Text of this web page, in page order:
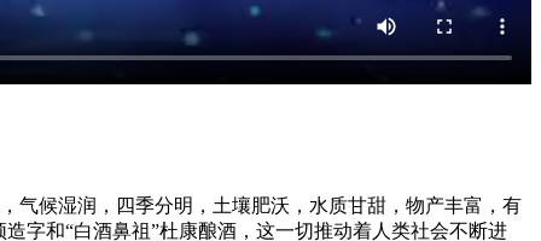
，四季分明，土壤肥沃，水质甘甜，物产丰富，有
造字和“白酒鼻祖”杜康酿酒，这一切推动着人类社会不断进